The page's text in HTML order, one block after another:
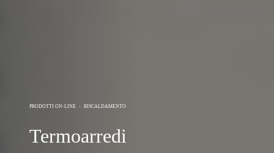
PRODOTTI ON-LINE - RISCALDAMENTO
Termoarredi